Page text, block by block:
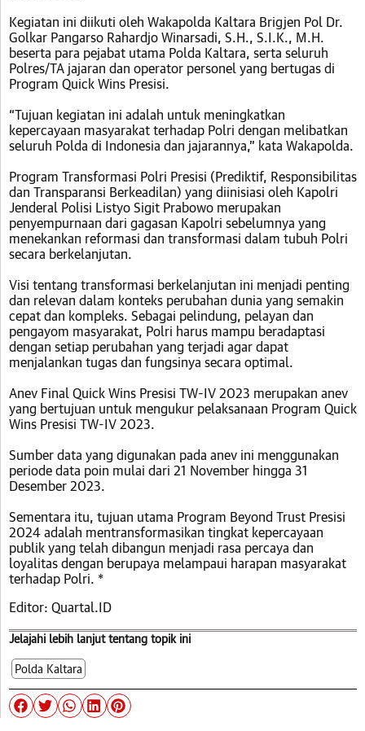
Kegiatan ini diikuti oleh Wakapolda Kaltara Brigjen Pol Dr.
Golkar Pangarso Rahardjo Winarsadi, S.H., S.I.K., M.H.
beserta para pejabat utama Polda Kaltara, serta seluruh
Polres/TA jajaran dan operator personel yang bertugas di
Program Quick Wins Presisi.
“Tujuan kegiatan ini adalah untuk meningkatkan
kepercayaan masyarakat terhadap Polri dengan melibatkan
seluruh Polda di Indonesia dan jajarannya,” kata Wakapolda.
Program Transformasi Polri Presisi (Prediktif, Responsibilitas
dan Transparansi Berkeadilan) yang diinisiasi oleh Kapolri
Jenderal Polisi Listyo Sigit Prabowo merupakan
penyempurnaan dari gagasan Kapolri sebelumnya yang
menekankan reformasi dan transformasi dalam tubuh Polri
secara berkelanjutan.
Visi tentang transformasi berkelanjutan ini menjadi penting
dan relevan dalam konteks perubahan dunia yang semakin
cepat dan kompleks. Sebagai pelindung, pelayan dan
pengayom masyarakat, Polri harus mampu beradaptasi
dengan setiap perubahan yang terjadi agar dapat
menjalankan tugas dan fungsinya secara optimal.
Anev Final Quick Wins Presisi TW-IV 2023 merupakan anev
yang bertujuan untuk mengukur pelaksanaan Program Quick
Wins Presisi TW-IV 2023.
Sumber data yang digunakan pada anev ini menggunakan
periode data poin mulai dari 21 November hingga 31
Desember 2023.
Sementara itu, tujuan utama Program Beyond Trust Presisi
2024 adalah mentransformasikan tingkat kepercayaan
publik yang telah dibangun menjadi rasa percaya dan
loyalitas dengan berupaya melampaui harapan masyarakat
terhadap Polri. *
Editor: Quartal.ID
Jelajahi lebih lanjut tentang topik ini
Polda Kaltara